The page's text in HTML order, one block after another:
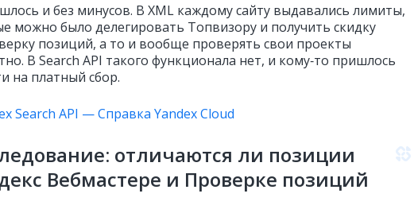
и без минусов. В XML каждому сайту выдавались лимиты,
можно было делегировать Топвизору и получить скидку
позиций, а то и вообще проверять свои проекты
В Search API такого функционала нет, и кому‑то пришлось
на платный сбор.
Search API — Справка Yandex Cloud
отличаются ли позиции
Вебмастере и Проверке позиций